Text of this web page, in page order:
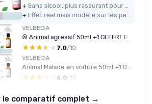
+
+
VELBECIA
® Animal agressif 50ml +1 OFFERT Elixirs de fleurs SANS ALCOOL - Méthode du Dr Bach - Dangereux, méchant, imprévisible, attaque, grogne
★★★★★
★★★★★ 7.0/10
VELBECIA
Animal Malade en voiture 50ml +1 OFFERT Elixirs de fleurs SANS ALCOOL - Méthode du Dr Bach - Voyager plus sereinement, transport paisible, apaisé, chat, chien
★★★★★
★★★★★ 6.0 /10
le comparatif complet →